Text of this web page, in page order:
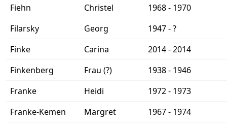
Fiehn
Christel
1968 - 1970
Filarsky
Georg
1947 - ?
Finke
Carina
2014 - 2014
Finkenberg
Frau (?)
1938 - 1946
Franke
Heidi
1972 - 1973
Franke-Kemen
Margret
1967 - 1974